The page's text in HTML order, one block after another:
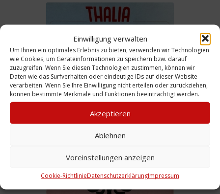
Einwilligung verwalten
Um Ihnen ein optimales Erlebnis zu bieten, verwenden wir Technologien
wie Cookies, um Geräteinformationen zu speichern bzw. darauf
zuzugreifen. Wenn Sie diesen Technologien zustimmen, können wir
Daten wie das Surfverhalten oder eindeutige IDs auf dieser Website
verarbeiten. Wenn Sie Ihre Einwilligung nicht erteilen oder zurückziehen,
können bestimmte Merkmale und Funktionen beeinträchtigt werden.
Akzeptieren
Ablehnen
Voreinstellungen anzeigen
Cookie-RichtlinieDatenschutzerklärungImpressum
Programm: zu „Hochzeitsnacht im Paradies“,